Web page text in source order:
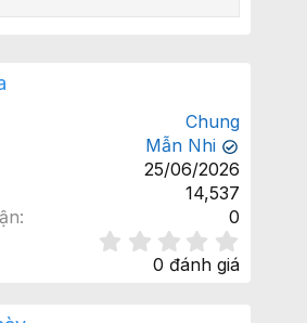
Chung
Mẫn Nhi ✔
25/06/2026
14,537
0
.
0 đánh giá